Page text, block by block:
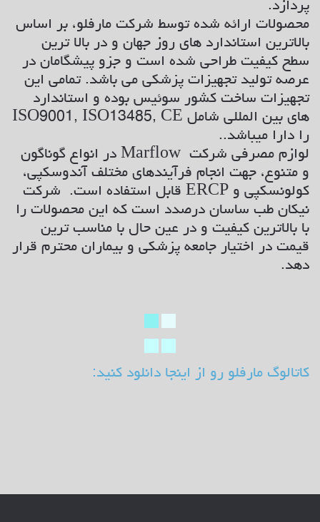
پردازد.
محصولات ارائه شده توسط شرکت مارفلو، بر اساس
بالاترین استاندارد های روز جهان و در بالا ترین
سطح کیفیت طراحی شده است و جزو پیشگامان در
عرصه تولید تجهیزات پزشکی می باشد. تمامی این
تجهیزات ساخت کشور سوئیس بوده و استاندارد
های بین المللی شامل ISO9001, ISO13485, CE
را دارا میباشد..
لوازم مصرفی شرکت Marflow در انواع گوناگون
و متنوع، جهت انجام فرآیندهای مختلف آندوسکپی،
کولونسکپی و ERCP قابل استفاده است. شرکت
نیکان طب ساسان درصدد است که این محصولات را
با بالاترین کیفیت و در عین حال با مناسب ترین
قیمت در اختیار جامعه پزشکی و بیماران محترم قرار
دهد.
کاتالوگ مارفلو رو از اینجا دانلود کنید: